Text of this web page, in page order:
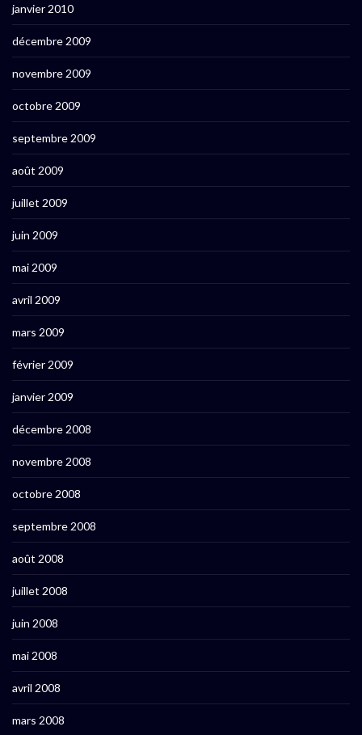
janvier 2010
décembre 2009
novembre 2009
octobre 2009
septembre 2009
août 2009
juillet 2009
juin 2009
mai 2009
avril 2009
mars 2009
février 2009
janvier 2009
décembre 2008
novembre 2008
octobre 2008
septembre 2008
août 2008
juillet 2008
juin 2008
mai 2008
avril 2008
mars 2008